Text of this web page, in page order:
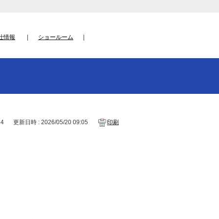
情報 ショールーム
更新日時 : 2026/05/20 09:05 印刷